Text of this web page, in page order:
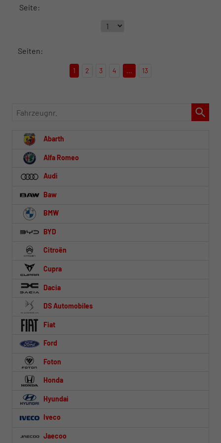
Seite:
Seiten:
1 2 3 4 ... 13
Fahrzeugnr.
Abarth
Alfa Romeo
Audi
Baw
BMW
BYD
Citroën
Cupra
Dacia
DS Automobiles
Fiat
Ford
Foton
Honda
Hyundai
Iveco
Jaecoo